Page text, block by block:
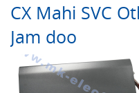
CX Mahi SVC
Jam doo